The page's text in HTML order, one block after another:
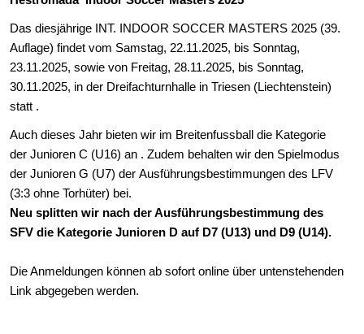
Das diesjährige INT. INDOOR SOCCER MASTERS 2025 (39.
Auflage) findet vom Samstag, 22.11.2025, bis Sonntag,
23.11.2025, sowie von Freitag, 28.11.2025, bis Sonntag,
30.11.2025, in der Dreifachturnhalle in Triesen (Liechtenstein)
statt .
Auch dieses Jahr bieten wir im Breitenfussball die Kategorie
der Junioren C (U16) an . Zudem behalten wir den Spielmodus
der Junioren G (U7) der Ausführungsbestimmungen des LFV
(3:3 ohne Torhüter) bei.
Neu splitten wir nach der Ausführungsbestimmung des
SFV die Kategorie Junioren D auf D7 (U13) und D9 (U14).
Die Anmeldungen können ab sofort online über untenstehenden
Link abgegeben werden.